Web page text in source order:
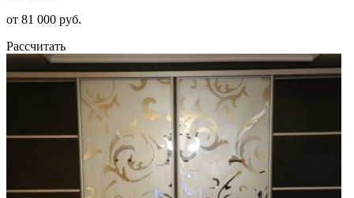
от 81 000 руб.
Рассчитать